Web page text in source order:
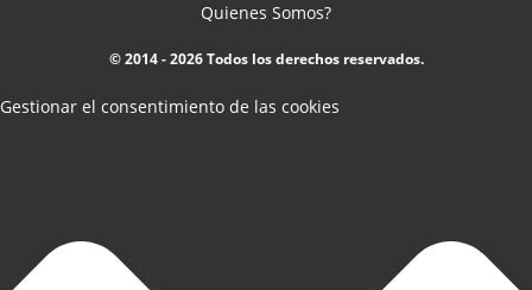
Quienes Somos?
© 2014 - 2026 Todos los derechos reservados.
Gestionar el consentimiento de las cookies